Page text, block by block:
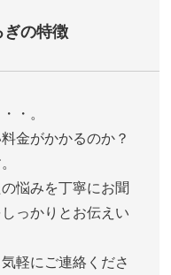
ぎの特徴
・。
金がかかるのか？
悩みを丁寧にお聞
っかりとお伝えい
軽にご連絡くださ